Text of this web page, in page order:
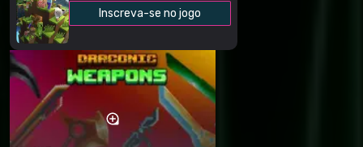
Inscreva-se no jogo